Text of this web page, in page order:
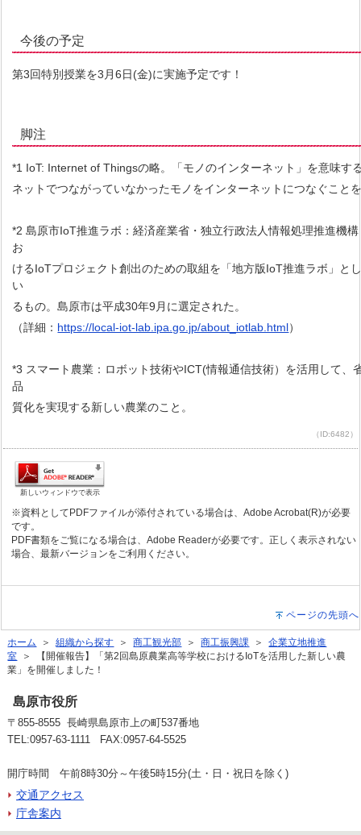
今後の予定
第3回特別授業を3月6日(金)に実施予定です！
脚注
*1 IoT: Internet of Thingsの略。「モノのインターネット」を意味す
ネットでつながっていなかったモノをインターネットにつなぐこと
*2 島原市IoT推進ラボ：経済産業省・独立行政法人情報処理推進機
お
けるIoTプロジェクト創出のための取組を「地方版IoT推進ラボ」と
い
るもの。島原市は平成30年9月に選定された。
（詳細： https://local-iot-lab.ipa.go.jp/about_iotlab.html）
*3 スマート農業：ロボット技術やICT(情報通信技術）を活用して、
品
質化を実現する新しい農業のこと。
（ID:6482）
新しいウィンドウで表示
※資料としてPDFファイルが添付されている場合は、Adobe Acrobat(R)が必要
です。
PDF書類をご覧になる場合は、Adobe Readerが必要です。正しく表示されない
場合、最新バージョンをご利用ください。
ページの先頭へ
ホーム ＞組織から探す ＞商工観光部 ＞商工振興課 ＞企業立地推進
室 ＞ 【開催報告】「第2回島原農業高等学校におけるIoTを活用した新しい農
業」を開催しました！
島原市役所
〒855-8555 長崎県島原市上の町537番地
TEL:0957-63-1111 FAX:0957-64-5525
開庁時間 午前8時30分～午後5時15分(土・日・祝日を除く)
交通アクセス
庁舎案内